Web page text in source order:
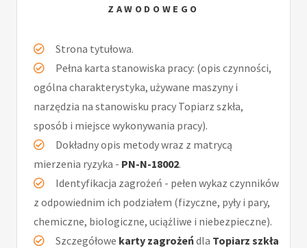
ZAWODOWEGO
Strona tytułowa.
Pełna karta stanowiska pracy: (opis czynności,
ogólna charakterystyka, używane maszyny i
narzędzia na stanowisku pracy Topiarz szkła,
sposób i miejsce wykonywania pracy).
Dokładny opis metody wraz z matrycą
mierzenia ryzyka - PN-N-18002.
Identyfikacja zagrożeń - pełen wykaz czynników
z odpowiednim ich podziałem (fizyczne, pyły i pary,
chemiczne, biologiczne, uciążliwe i niebezpieczne).
Szczegółowe karty zagrożeńdla Topiarz szkła